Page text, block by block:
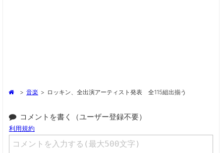
> 音楽 > ロッキン、全出演アーティスト発表 全115組出揃う
コメントを書く（ユーザー登録不要）